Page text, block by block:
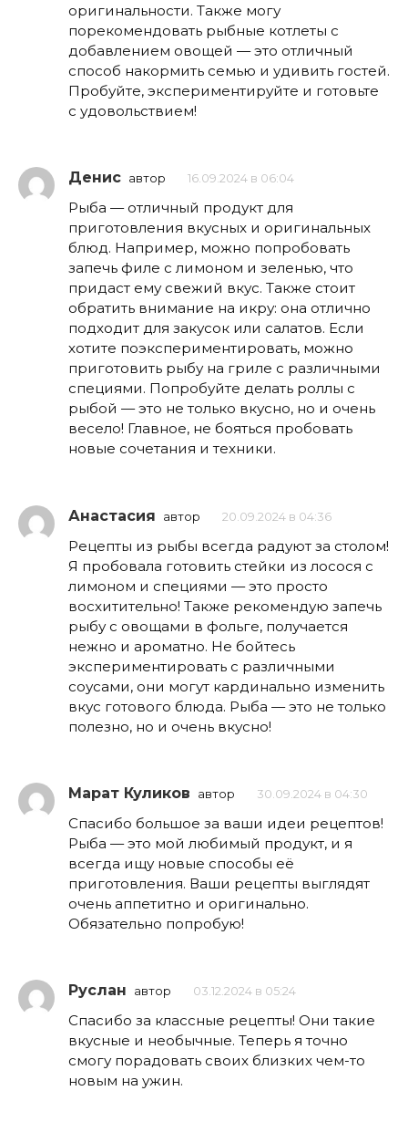
оригинальности. Также могу
порекомендовать рыбные котлеты с
добавлением овощей — это отличный
способ накормить семью и удивить гостей.
Пробуйте, экспериментируйте и готовьте
с удовольствием!
Денис автор 16.09.2024 в 06:04
Рыба — отличный продукт для
приготовления вкусных и оригинальных
блюд. Например, можно попробовать
запечь филе с лимоном и зеленью, что
придаст ему свежий вкус. Также стоит
обратить внимание на икру: она отлично
подходит для закусок или салатов. Если
хотите поэкспериментировать, можно
приготовить рыбу на гриле с различными
специями. Попробуйте делать роллы с
рыбой — это не только вкусно, но и очень
весело! Главное, не бояться пробовать
новые сочетания и техники.
Анастасия автор 20.09.2024 в 04:36
Рецепты из рыбы всегда радуют за столом!
Я пробовала готовить стейки из лосося с
лимоном и специями — это просто
восхитительно! Также рекомендую запечь
рыбу с овощами в фольге, получается
нежно и ароматно. Не бойтесь
экспериментировать с различными
соусами, они могут кардинально изменить
вкус готового блюда. Рыба — это не только
полезно, но и очень вкусно!
Марат Куликов автор 30.09.2024 в 04:30
Спасибо большое за ваши идеи рецептов!
Рыба — это мой любимый продукт, и я
всегда ищу новые способы её
приготовления. Ваши рецепты выглядят
очень аппетитно и оригинально.
Обязательно попробую!
Руслан автор 03.12.2024 в 05:24
Спасибо за классные рецепты! Они такие
вкусные и необычные. Теперь я точно
смогу порадовать своих близких чем-то
новым на ужин.